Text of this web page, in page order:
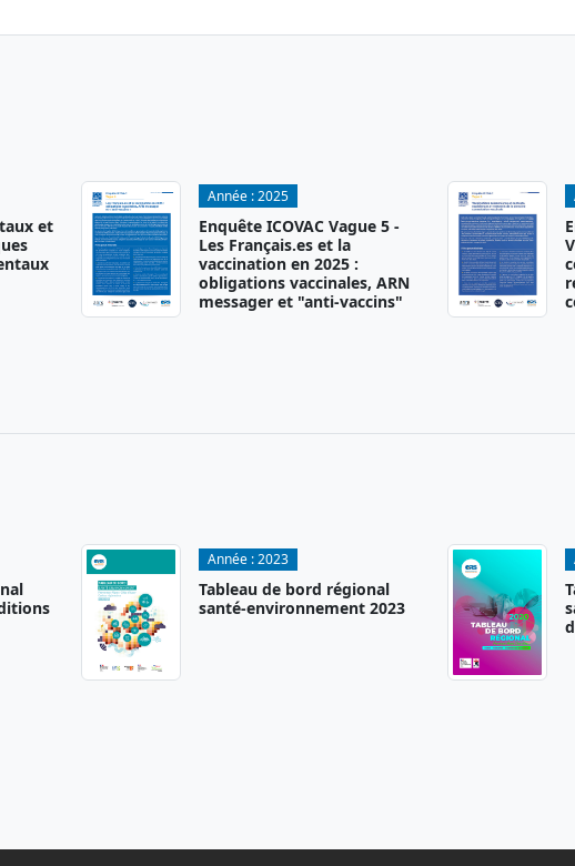
et
Année :2025
Enquête ICOVAC Vague 5 -
Les Français.es et la
vaccination en 2025 :
obligations vaccinales, ARN
messager et "anti-vaccins"
Année :2023
Tableau de bord régional
santé-environnement 2023